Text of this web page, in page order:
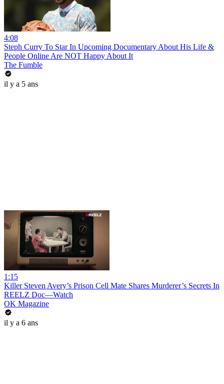
4:08
Steph Curry To Star In Upcoming Documentary About His Life &
People Online Are NOT Happy About It
The Fumble
il y a 5 ans
1:15
Killer Steven Avery’s Prison Cell Mate Shares Murderer’s Secrets In
REELZ Doc—Watch
OK Magazine
il y a 6 ans